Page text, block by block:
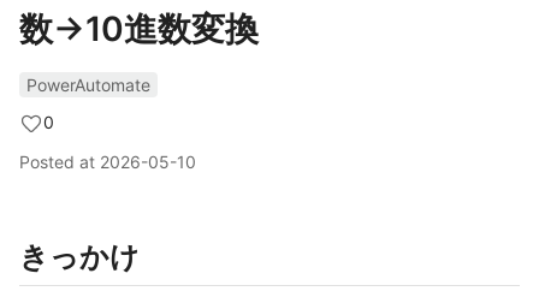
数→10進数変換
PowerAutomate
0
Posted at 2026-05-10
きっかけ